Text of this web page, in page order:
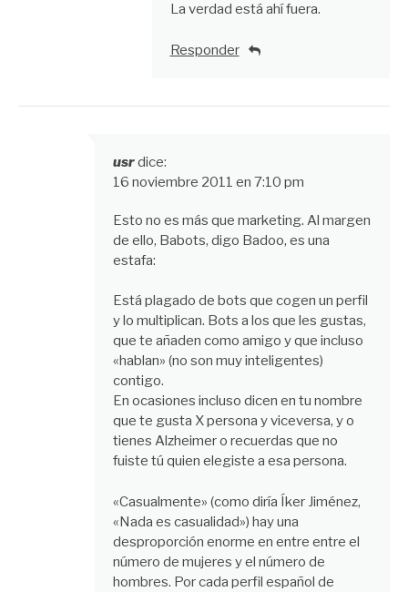
La verdad está ahí fuera.
Responder
usrdice:
16 noviembre 2011 en 7:10 pm
Esto no es más que marketing. Al margen
de ello, Babots, digo Badoo, es una
estafa:
Está plagado de bots que cogen un perfil
y lo multiplican. Bots a los que les gustas,
que te añaden como amigo y que incluso
«hablan» (no son muy inteligentes)
contigo.
En ocasiones incluso dicen en tu nombre
que te gusta X persona y viceversa, y o
tienes Alzheimer o recuerdas que no
fuiste tú quien elegiste a esa persona.
«Casualmente» (como diría Íker Jiménez,
«Nada es casualidad») hay una
desproporción enorme en entre entre el
número de mujeres y el número de
hombres. Por cada perfil español de